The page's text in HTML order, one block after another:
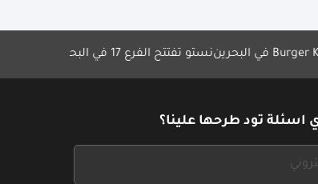
نستو تفتتح الفرع 17 في البحرين مهرجان القهوة البحريني
اسئلة تود طرحها علينا؟